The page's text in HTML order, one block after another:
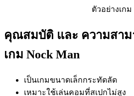
ตัวอย่างเกม
คุณสมบัติ และ ความสาม
เกม Nock Man
เป็นเกมขนาดเล็กกระทัดลัด
เหมาะใช้เล่นคอมที่สเปกไม่สูง